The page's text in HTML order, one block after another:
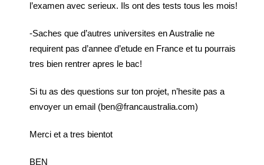
l’examen avec serieux. Ils ont des tests tous les mois!
-Saches que d’autres universites en Australie ne
requirent pas d’annee d’etude en France et tu pourrais
tres bien rentrer apres le bac!
Si tu as des questions sur ton projet, n’hesite pas a
envoyer un email (ben@francaustralia.com)
Merci et a tres bientot
BEN